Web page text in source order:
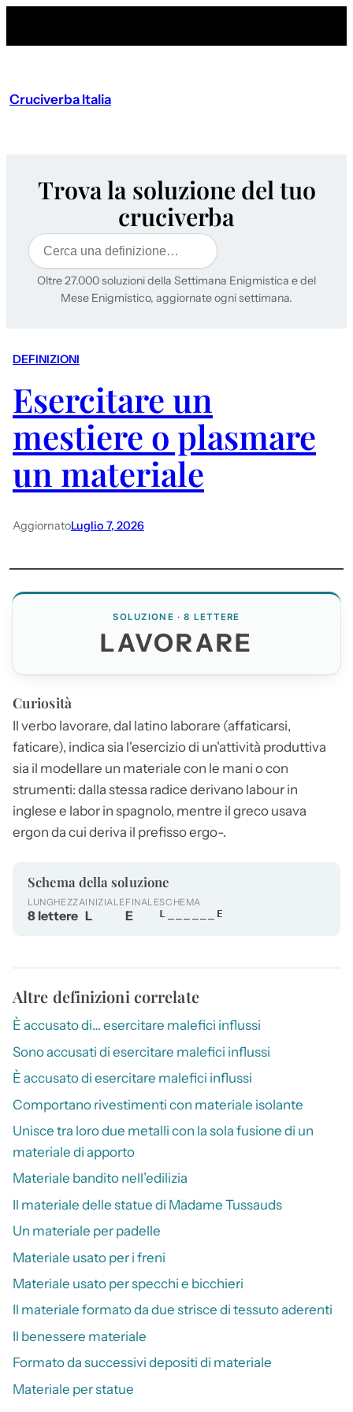
Cruciverba Italia
Trova la soluzione del tuo
cruciverba
Cerca
Oltre 27.000 soluzioni della Settimana Enigmistica e del
Mese Enigmistico, aggiornate ogni settimana.
DEFINIZIONI
Esercitare un
mestiere o plasmare
un materiale
AggiornatoLuglio 7, 2026
SOLUZIONE · 8 LETTERE
LAVORARE
Curiosità
Il verbo lavorare, dal latino laborare (affaticarsi,
faticare), indica sia l'esercizio di un'attività produttiva
sia il modellare un materiale con le mani o con
strumenti: dalla stessa radice derivano labour in
inglese e labor in spagnolo, mentre il greco usava
ergon da cui deriva il prefisso ergo-.
Schema della soluzione
LUNGHEZZA
8 lettere
INIZIALE
L
FINALE
E
SCHEMA
L______E
Altre definizioni correlate
È accusato di… esercitare malefici influssi
Sono accusati di esercitare malefici influssi
È accusato di esercitare malefici influssi
Comportano rivestimenti con materiale isolante
Unisce tra loro due metalli con la sola fusione di un
materiale di apporto
Materiale bandito nell’edilizia
Il materiale delle statue di Madame Tussauds
Un materiale per padelle
Materiale usato per i freni
Materiale usato per specchi e bicchieri
Il materiale formato da due strisce di tessuto aderenti
Il benessere materiale
Formato da successivi depositi di materiale
Materiale per statue